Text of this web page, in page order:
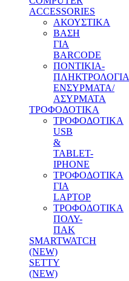
ACCESSORIES
ΑΚΟΥΣΤΙΚΑ
ΒΑΣΗ
ΓΙΑ
BARCODE
ΠΟΝΤΙΚΙΑ-
ΠΛΗΚΤΡΟΛΟΓΙΑ
ΕΝΣΥΡΜΑΤΑ/
ΑΣΥΡΜΑΤΑ
ΤΡΟΦΟΔΟΤΙΚΑ
ΤΡΟΦΟΔΟΤΙΚΑ
USB
&
TABLET-
IPHONE
ΤΡΟΦΟΔΟΤΙΚΑ
ΓΙΑ
LAPTOP
ΤΡΟΦΟΔΟΤΙΚΑ
ΠΟΛΥ-
ΠΑΚ
SMARTWATCH
(NEW)
SETTY
(NEW)